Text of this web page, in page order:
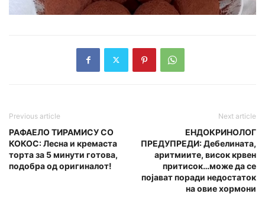
Previous article
РАФАЕЛО ТИРАМИСУ СО
КОКОС: Лесна и кремаста
торта за 5 минути готова,
подобра од оригиналот!
Next article
ЕНДОКРИНОЛОГ
ПРЕДУПРЕДИ: Дебелината,
аритмиите, висок крвен
притисок…може да се
појават поради недостаток
на овие хормони